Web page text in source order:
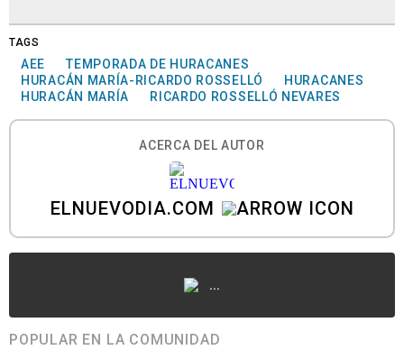
TAGS
AEE
TEMPORADA DE HURACANES
HURACÁN MARÍA-RICARDO ROSSELLÓ
HURACANES
HURACÁN MARÍA
RICARDO ROSSELLÓ NEVARES
ACERCA DEL AUTOR
ELNUEVODIA.COM
...
POPULAR EN LA COMUNIDAD